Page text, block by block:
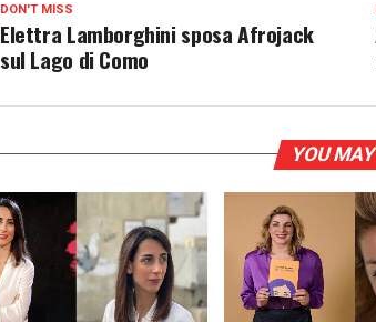
DON'T MISS
Elettra Lamborghini sposa Afrojack
sul Lago di Como
YOU